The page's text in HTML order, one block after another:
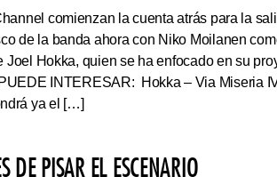
comienzan la cuenta atrás para la
de la banda ahora con Niko Moilanen
Joel Hokka, quien se ha enfocado en su
INTERESAR: Hokka – Via Miseria
ya el […]
DE PISAR EL ESCENARIO